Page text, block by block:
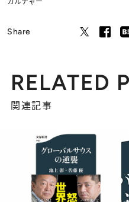
Share
RELATED
関連記事